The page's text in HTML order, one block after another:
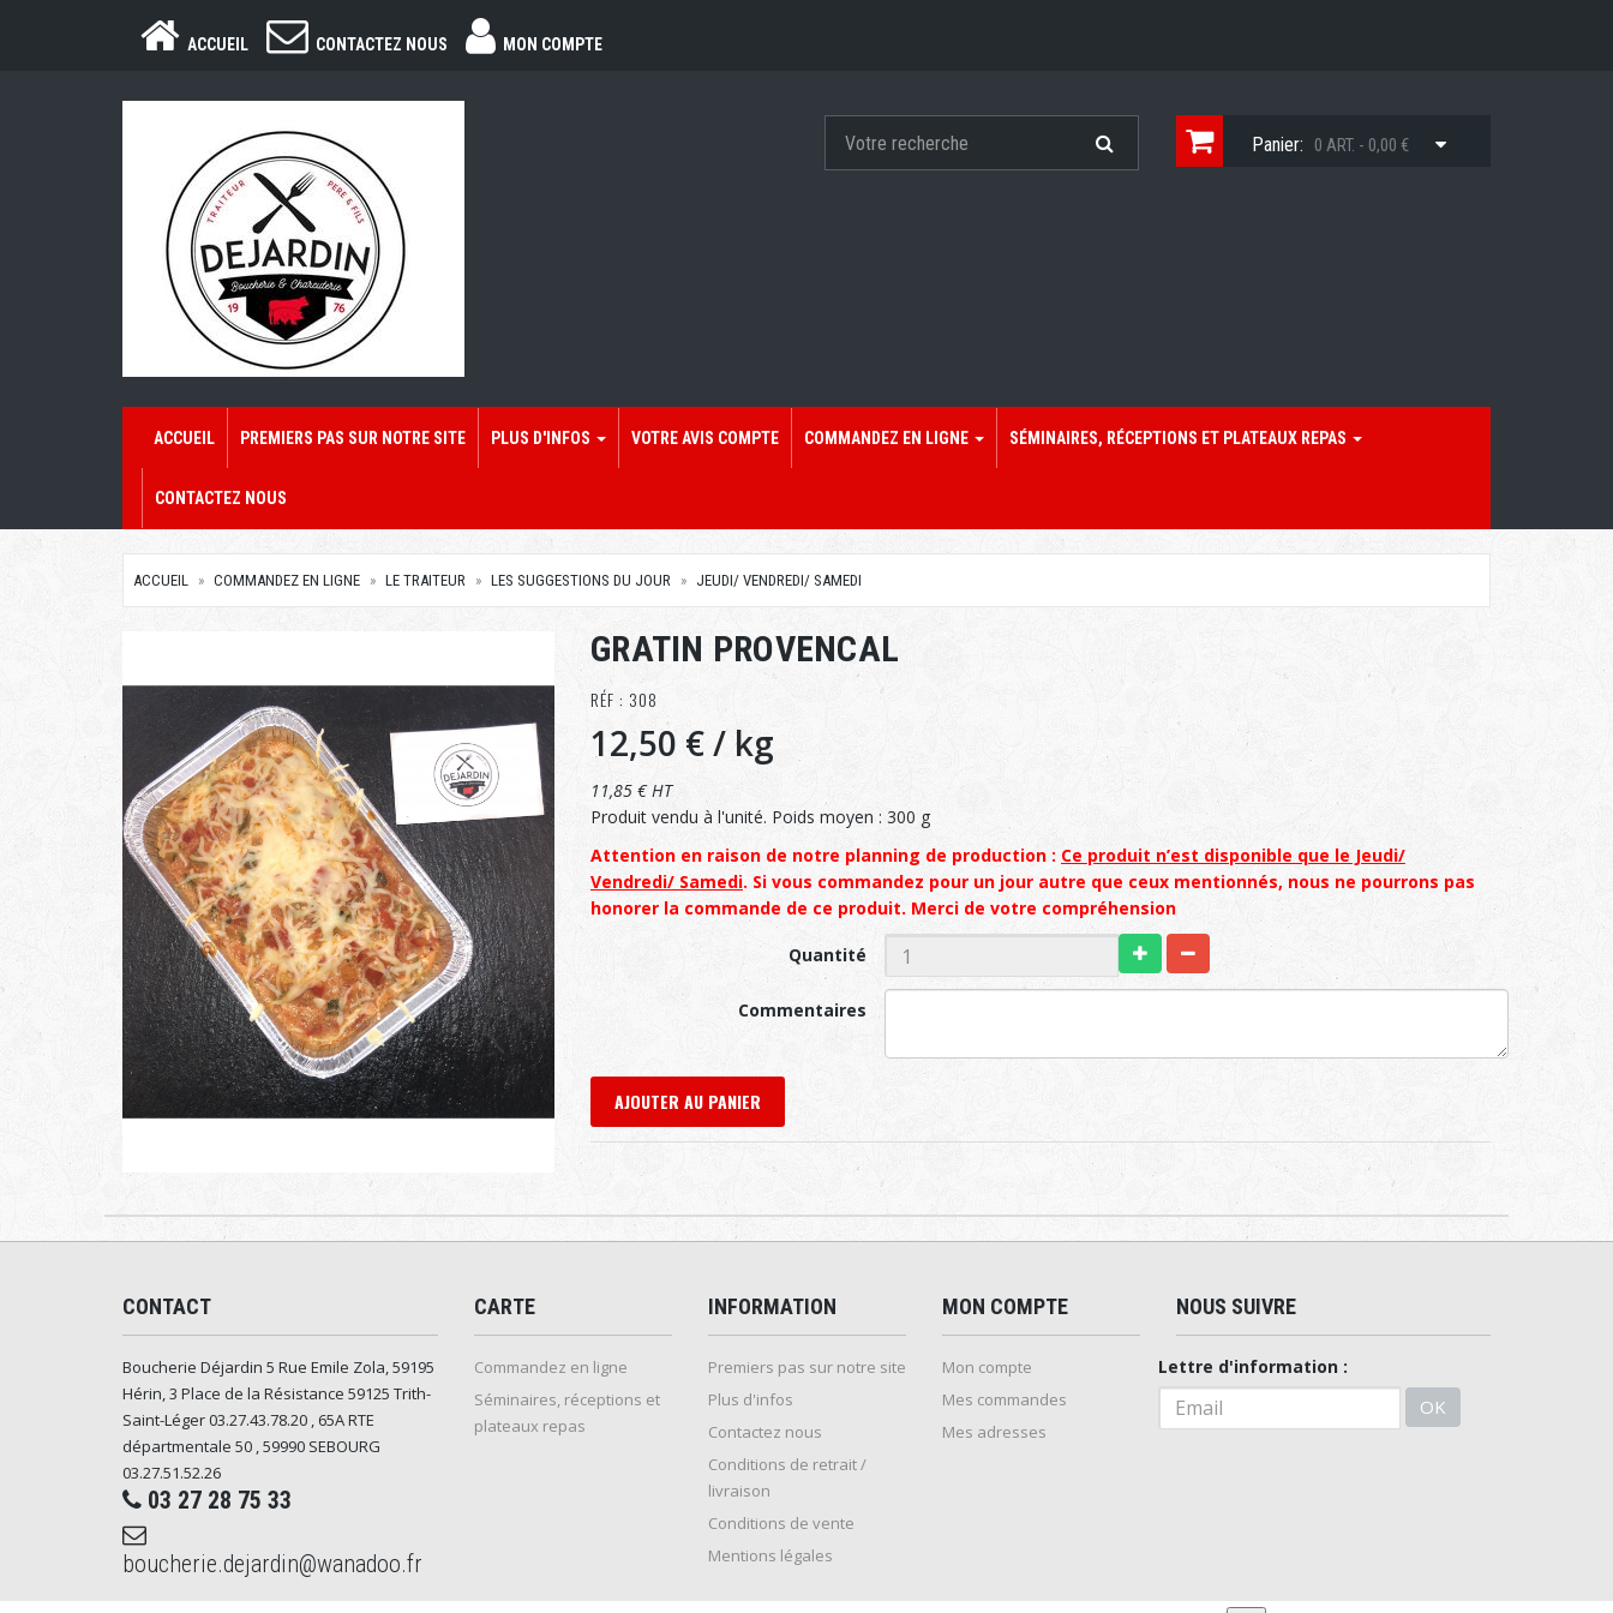
ACCUEIL CONTACTEZ NOUS MON COMPTE
Panier: 0 ART. - 0,00 €
ACCUEIL PREMIERS PAS SUR NOTRE SITE PLUS D'INFOS VOTRE AVIS COMPTE COMMANDEZ EN LIGNE SÉMINAIRES, RÉCEPTIONS ET PLATEAUX REPAS
CONTACTEZ NOUS
ACCUEIL COMMANDEZ EN LIGNE LE TRAITEUR LES SUGGESTIONS DU JOUR JEUDI/ VENDREDI/ SAMEDI
GRATIN PROVENCAL
RÉF : 308
12,50 €/ kg
11,85 € HT
Produit vendu à l'unité. Poids moyen : 300 g
Attention en raison de notre planning de production : Ce produit n’est disponible que le Jeudi/
Vendredi/ Samedi. Si vous commandez pour un jour autre que ceux mentionnés, nous ne pourrons pas
honorer la commande de ce produit. Merci de votre compréhension
Quantité
Commentaires
AJOUTER AU PANIER
CONTACT
Boucherie Déjardin 5 Rue Emile Zola, 59195
Hérin, 3 Place de la Résistance 59125 Trith-
Saint-Léger 03.27.43.78.20 , 65A RTE
départmentale 50 , 59990 SEBOURG
03.27.51.52.26
03 27 28 75 33
boucherie.dejardin@wanadoo.fr
CARTE
Commandez en ligne
Séminaires, réceptions et
plateaux repas
INFORMATION
Premiers pas sur notre site
Plus d'infos
Contactez nous
Conditions de retrait /
livraison
Conditions de vente
Mentions légales
MON COMPTE
Mon compte
Mes commandes
Mes adresses
NOUS SUIVRE
Lettre d'information :
OK